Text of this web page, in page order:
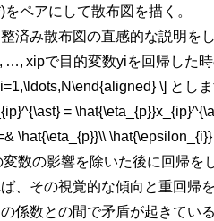
)をペアにして散布図を描く。
済み散布図の直感的な説明を
, …,xipで目的変数yiを回帰した
\] とし
=
\hat{\eta_{p}}\\
変数の影響を除いた後に回帰を
、その視覚的な傾向と重回帰
係数との間で矛盾が起きてい